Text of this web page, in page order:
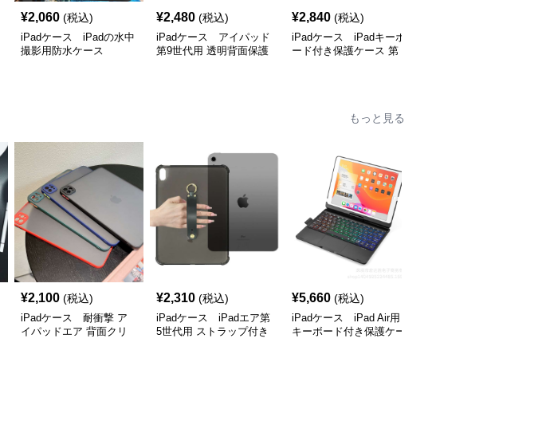
¥2,060 (税込)
iPadケース iPadの水中
撮影用防水ケース
¥2,480 (税込)
iPadケース アイパッド
第9世代用 透明背面保護
¥2,840 (税込)
iPadケース iPadキーボ
ード付き保護ケース 第
もっと見る
¥2,100 (税込)
iPadケース 耐衝撃 ア
イパッドエア 背面クリ
¥2,310 (税込)
iPadケース iPadエア第
5世代用 ストラップ付き
¥5,660 (税込)
iPadケース iPad Air用
キーボード付き保護ケー